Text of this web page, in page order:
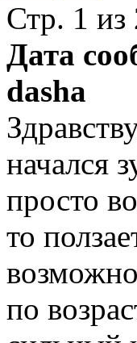
Стр. 1 из
Дата
dasha
начался
просто
то
по